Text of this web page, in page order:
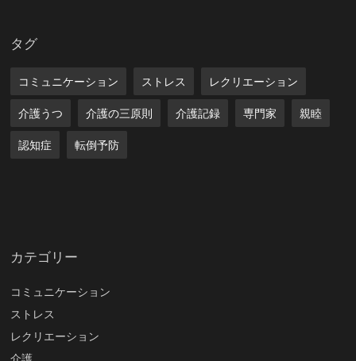
タグ
コミュニケーション ストレス レクリエーション
介護うつ 介護の三原則 介護記録 専門家 親睦
認知症 転倒予防
カテゴリー
コミュニケーション
ストレス
レクリエーション